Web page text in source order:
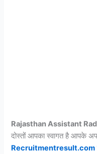
Rajasthan Assistant
दोस्तों आपका स्वागत है आपके
Recruitmentresult.com